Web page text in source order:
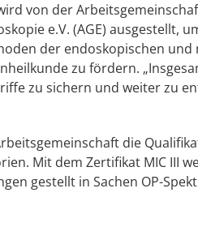
von der
e.V. (AGE) ausgestellt,
der endoskopischen
zu fördern.
zu sichern und weiter zu
die
Mit dem Zertifikat MIC III
gestellt in Sachen OP-